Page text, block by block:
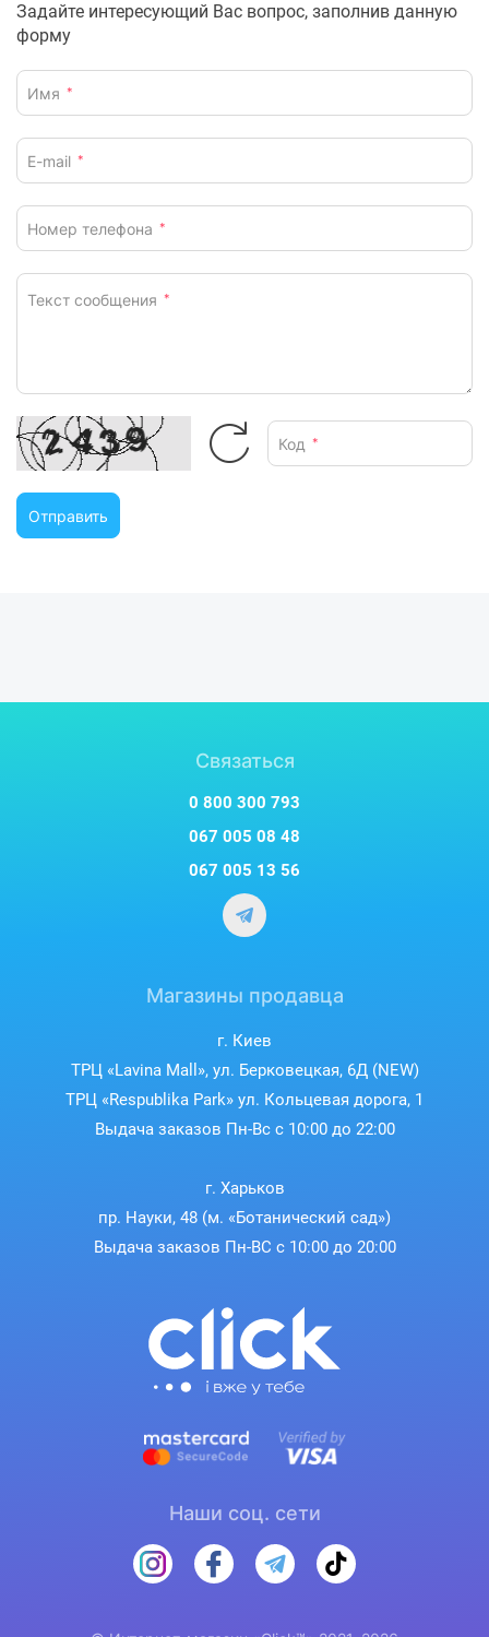
Задайте интересующий Вас вопрос, заполнив данную
форму
Имя *
E-mail *
Номер телефона *
Текст сообщения *
Код *
Отправить
Связаться
0 800 300 793
067 005 08 48
067 005 13 56
Магазины продавца
г. Киев
ТРЦ «Lavina Mall», ул. Берковецкая, 6Д (NEW)
ТРЦ «Respublika Park» ул. Кольцевая дорога, 1
Выдача заказов Пн-Вс с 10:00 до 22:00
г. Харьков
пр. Науки, 48 (м. «Ботанический сад»)
Выдача заказов Пн-ВС с 10:00 до 20:00
Наши соц. сети